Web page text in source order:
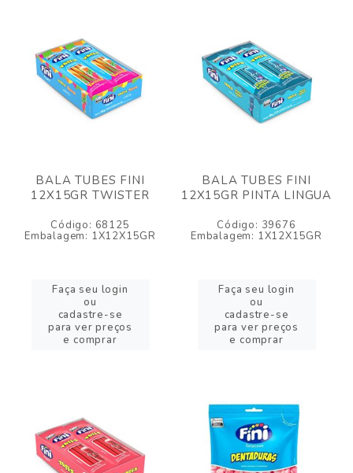
BALA TUBES FINI
12X15GR TWISTER
Código: 68125
Embalagem: 1X12X15GR
Faça seu login
ou
cadastre-se
para ver preços
e comprar
BALA TUBES FINI
12X15GR PINTA LINGUA
Código: 39676
Embalagem: 1X12X15GR
Faça seu login
ou
cadastre-se
para ver preços
e comprar